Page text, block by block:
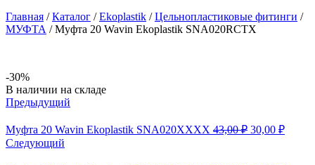
Главная /Каталог /Ekoplastik /Цельнопластиковые фитинги /
МУФТА /Муфта 20 Wavin Ekoplastik SNA020RCTX
-30%
Availability:
В наличии на складе
Предыдущий
Муфта 20 Wavin Ekoplastik SNA020XXXX 43,00₽ 30,00 ₽
Следующий